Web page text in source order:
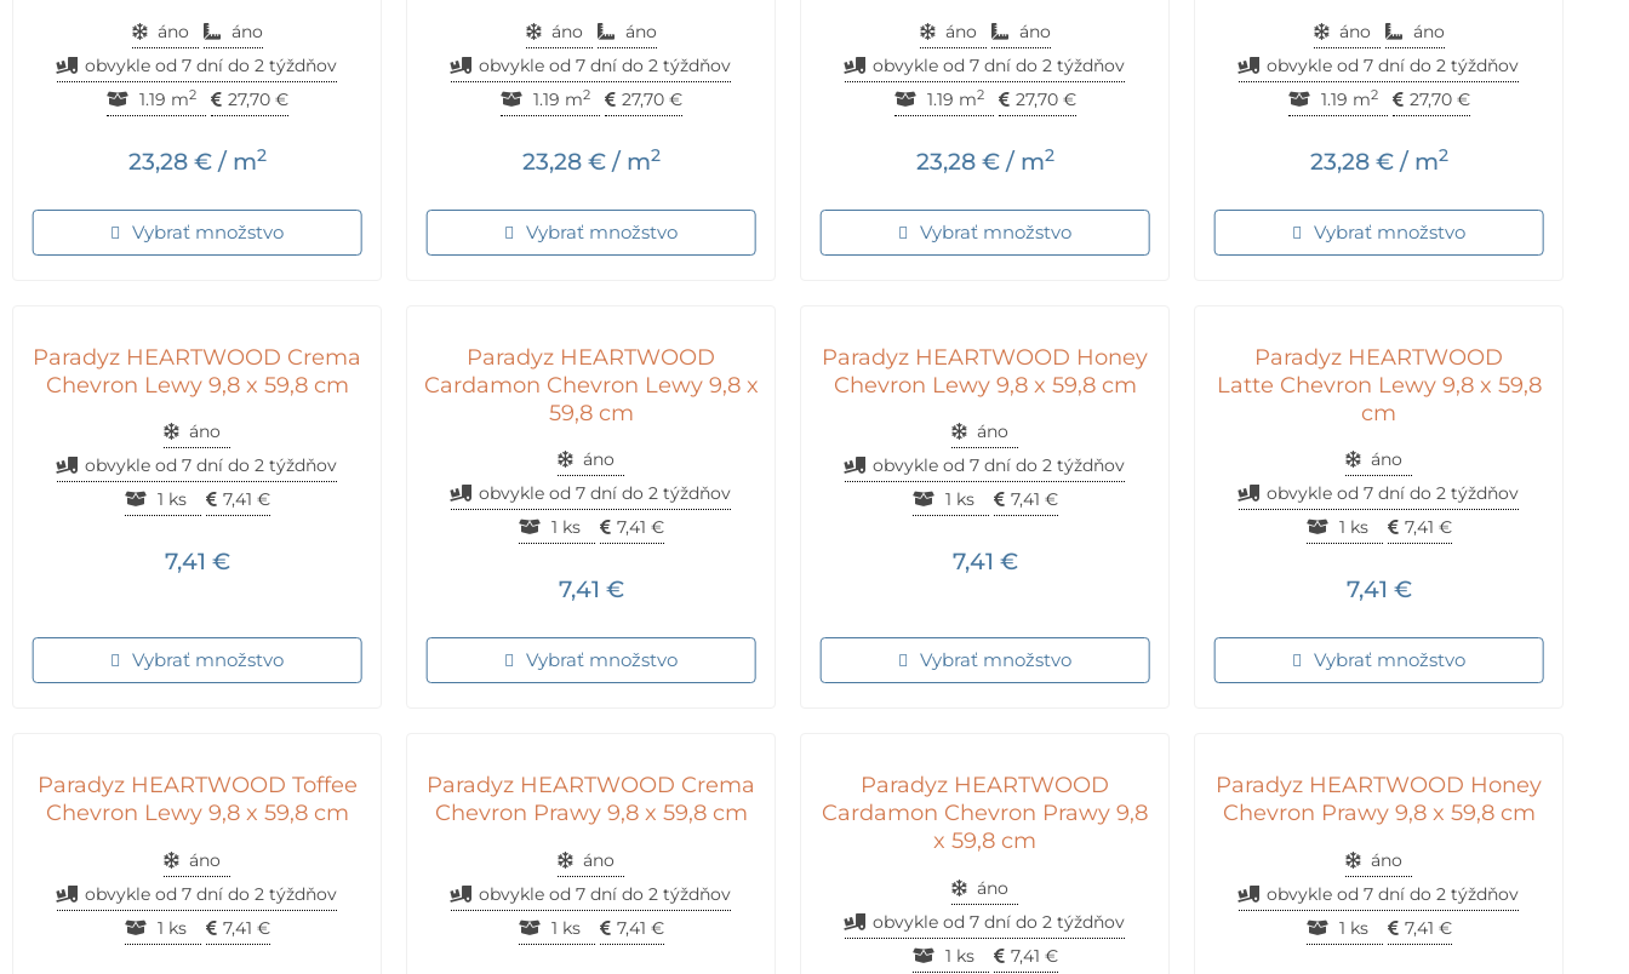
áno
áno
obvykle od 7 dní do 2 týždňov
1.19 m2 27,70 €
23,28 €/ m2
Vybrať množstvo
áno
áno
obvykle od 7 dní do 2 týždňov
1.19 m2 27,70 €
23,28 €/ m2
Vybrať množstvo
áno
áno
obvykle od 7 dní do 2 týždňov
1.19 m2 27,70 €
23,28 €/ m2
Vybrať množstvo
áno
áno
obvykle od 7 dní do 2 týždňov
1.19 m2 27,70 €
23,28 €/ m2
Vybrať množstvo
Paradyz HEARTWOOD Crema
Chevron Lewy 9,8 x 59,8 cm
áno
obvykle od 7 dní do 2 týždňov
1 ks
7,41 €
7,41 €
Vybrať množstvo
Paradyz HEARTWOOD
Cardamon Chevron Lewy 9,8 x
59,8 cm
áno
obvykle od 7 dní do 2 týždňov
1 ks
7,41 €
7,41 €
Vybrať množstvo
Paradyz HEARTWOOD Honey
Chevron Lewy 9,8 x 59,8 cm
áno
obvykle od 7 dní do 2 týždňov
1 ks
7,41 €
7,41 €
Vybrať množstvo
Paradyz HEARTWOOD
Latte Chevron Lewy 9,8 x 59,8
cm
áno
obvykle od 7 dní do 2 týždňov
1 ks
7,41 €
7,41 €
Vybrať množstvo
Paradyz HEARTWOOD Toffee
Chevron Lewy 9,8 x 59,8 cm
áno
obvykle od 7 dní do 2 týždňov
1 ks
7,41 €
Paradyz HEARTWOOD Crema
Chevron Prawy 9,8 x 59,8 cm
áno
obvykle od 7 dní do 2 týždňov
1 ks
7,41 €
Paradyz HEARTWOOD
Cardamon Chevron Prawy 9,8
x 59,8 cm
áno
obvykle od 7 dní do 2 týždňov
1 ks
7,41 €
Paradyz HEARTWOOD Honey
Chevron Prawy 9,8 x 59,8 cm
áno
obvykle od 7 dní do 2 týždňov
1 ks
7,41 €